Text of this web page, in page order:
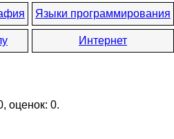
Языки программирования
Интернет
, оценок: 0.